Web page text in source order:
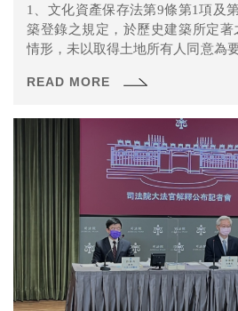
1、文化資產保存法第9條第1項及
築登錄之規定，於歷史建築所定著
情形，未以取得土地所有人同意為
土地為第三人所有之情形，未予土
READ MORE